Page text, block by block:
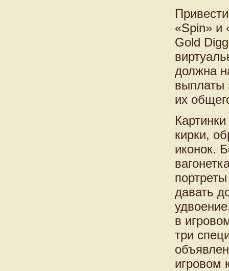
«Spin» и
Gold
должна
выплаты
их
кирки,
иконок.
давать
в
три
игровом